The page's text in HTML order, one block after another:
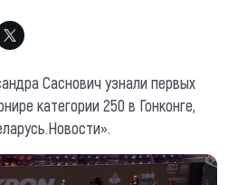
Саснович узнали первых
категории 250 в Гонконге,